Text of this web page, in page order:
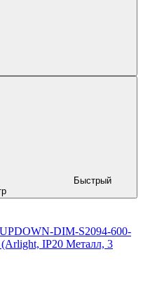
Быстрый
DIM-S2094-600-
IP20 Металл, 3